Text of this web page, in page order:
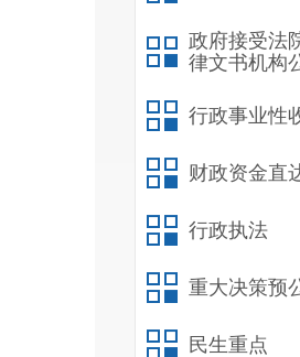
政府接受法
律文书机构
行政事业性
财政资金直
行政执法
重大决策预
民生重点